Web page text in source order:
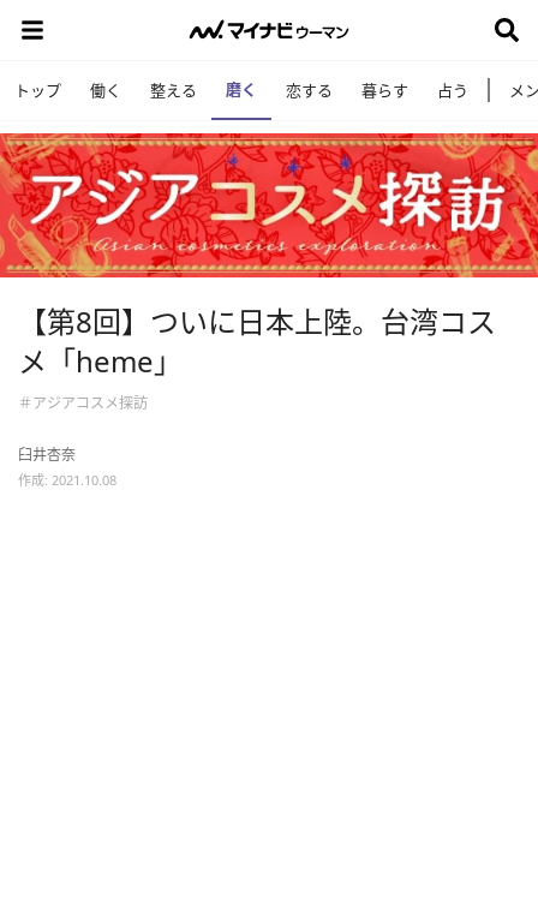
トップ 働く 整える 磨く 恋する 暮らす 占う メ
【第8回】ついに日本上陸。台湾コス
メ「heme」
＃アジアコスメ探訪
臼井杏奈
作成: 2021.10.08